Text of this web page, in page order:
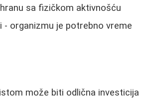
sa fizičkom aktivnošću
- organizmu je potrebno vreme
može biti odlična investicija